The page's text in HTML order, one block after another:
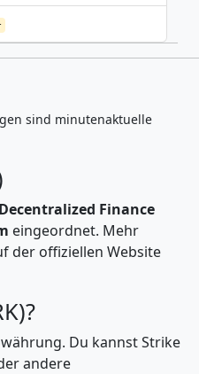
sind minutenaktuelle
Decentralized Finance
eingeordnet. Mehr
der offiziellen Website
Du kannst Strike
andere